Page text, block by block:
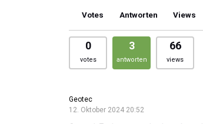
Votes Antworten Views
0
votes
3
antworten
66
views
Geotec
12. Oktober 2024 20:52